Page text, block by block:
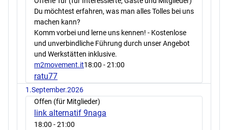
Du möchtest erfahren, was man alles Tolles bei uns
machen kann?
Komm vorbei und lerne uns kennen! - Kostenlose
und unverbindliche Führung durch unser Angebot
und Werkstätten inklusive.
m2movement.it18:00 - 21:00
ratu77
1.September.2026
Offen (für Mitglieder)
link alternatif 9naga
18:00 - 21:00